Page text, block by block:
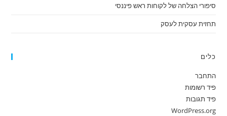
סיפורי הצלחה של לקוחות ראש פיננסי
תחזית עסקית לעסק
כלים
התחבר
פיד רשומות
פיד תגובות
WordPress.org